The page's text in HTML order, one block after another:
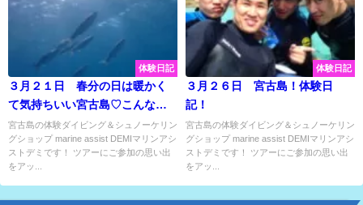
体験日記
３月２１日 春分の日は暖かく
て気持ちいい宮古島♡こんな日
は体験ダイビングですっきり
♡
宮古島の体験ダイビング＆シュノーケリン
グショップ marine assist DEMIマリンアシ
ストデミです！ ツアーにご参加の思い出
をアッ...
体験日記
３月２６日 宮古島！体験日
記！
宮古島の体験ダイビング＆シュノーケリン
グショップ marine assist DEMIマリンアシ
ストデミです！ ツアーにご参加の思い出
をアッ...